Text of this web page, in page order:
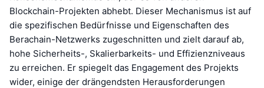
Blockchain-Projekten abhebt. Dieser Mechanismus ist auf
die spezifischen Bedürfnisse und Eigenschaften des
Berachain-Netzwerks zugeschnitten und zielt darauf ab,
hohe Sicherheits-, Skalierbarkeits- und Effizienzniveaus
zu erreichen. Er spiegelt das Engagement des Projekts
wider, einige der drängendsten Herausforderungen